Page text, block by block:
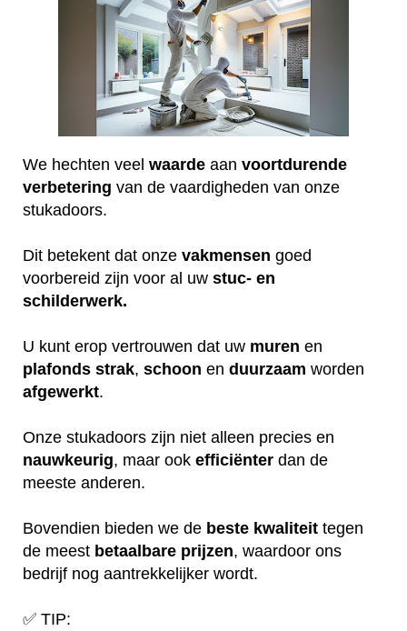
We hechten veel waarde aan voortdurende
verbetering van de vaardigheden van onze
stukadoors.
Dit betekent dat onze vakmensen goed
voorbereid zijn voor al uw stuc- en
schilderwerk.
U kunt erop vertrouwen dat uw muren en
plafonds strak, schoon en duurzaam worden
afgewerkt.
Onze stukadoors zijn niet alleen precies en
nauwkeurig, maar ook efficiënter dan de
meeste anderen.
Bovendien bieden we de beste kwaliteit tegen
de meest betaalbare prijzen, waardoor ons
bedrijf nog aantrekkelijker wordt.
✅ TIP: